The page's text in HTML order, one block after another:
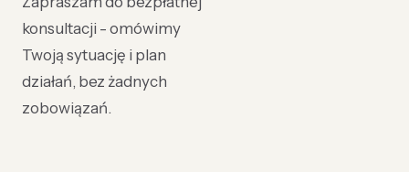
konsultacji - omówimy
Twoją sytuację i plan
działań, bez żadnych
zobowiązań.